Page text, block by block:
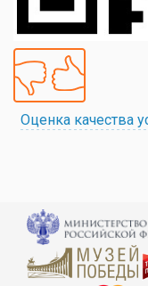
Оценка качества